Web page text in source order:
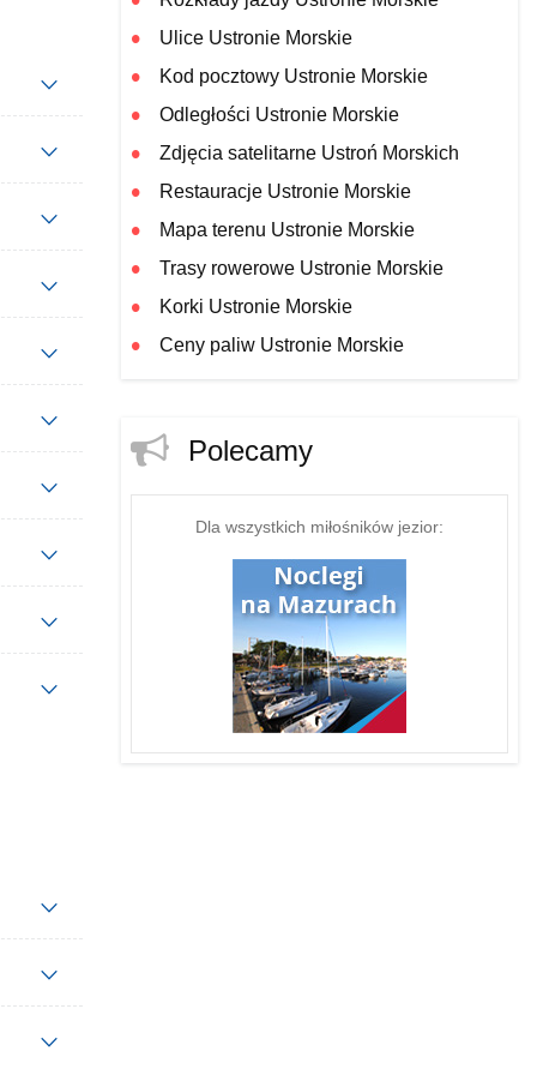
Ulice Ustronie Morskie
Kod pocztowy Ustronie Morskie
Odległości Ustronie Morskie
Zdjęcia satelitarne Ustroń Morskich
Restauracje Ustronie Morskie
Mapa terenu Ustronie Morskie
Trasy rowerowe Ustronie Morskie
Korki Ustronie Morskie
Ceny paliw Ustronie Morskie
Polecamy
Dla wszystkich miłośników jezior: